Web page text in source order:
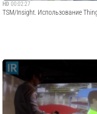
HD 00:02:27
TSM/Insight. Использование